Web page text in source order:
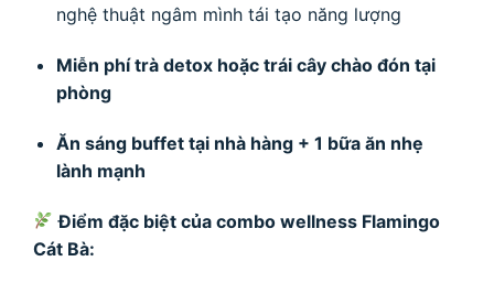
nghệ thuật ngâm mình tái tạo năng lượng
Miễn phí trà detox hoặc trái cây chào đón tại
phòng
Ăn sáng buffet tại nhà hàng + 1 bữa ăn nhẹ
lành mạnh
Điểm đặc biệt của combo wellness Flamingo
Cát Bà: